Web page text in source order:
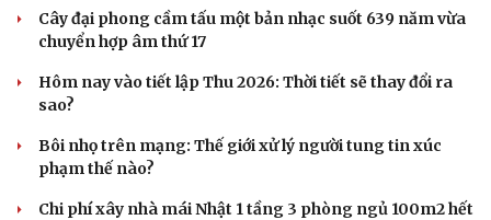
Cây đại phong cầm tấu một bản nhạc suốt 639 năm vừa
chuyển hợp âm thứ 17
Hôm nay vào tiết lập Thu 2026: Thời tiết sẽ thay đổi ra
sao?
Bôi nhọ trên mạng: Thế giới xử lý người tung tin xúc
phạm thế nào?
Chi phí xây nhà mái Nhật 1 tầng 3 phòng ngủ 100m2 hết